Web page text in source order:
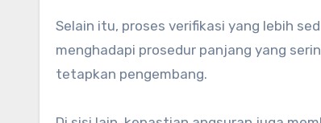
Selain itu, proses verifikasi yang lebih
menghadapi prosedur panjang yang
tetapkan pengembang.